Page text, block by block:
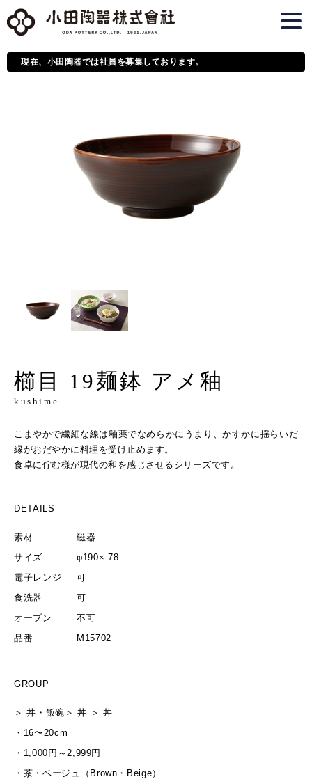
現在、小田陶器では社員を募集しております。
櫛目 19麺鉢 アメ釉
kushime
こまやかで繊細な線は釉薬でなめらかにうまり、かすかに揺らいだ
縁がおだやかに料理を受け止めます。
食卓に佇む様が現代の和を感じさせるシリーズです。
DETAILS
素材
磁器
サイズ
φ190× 78
電子レンジ
可
食洗器
可
オーブン
不可
品番
M15702
GROUP
＞丼・飯碗 ＞丼 ＞ 丼
・ 16〜20cm
・ 1,000円～2,999円
・ 茶・ベージュ（Brown・Beige）